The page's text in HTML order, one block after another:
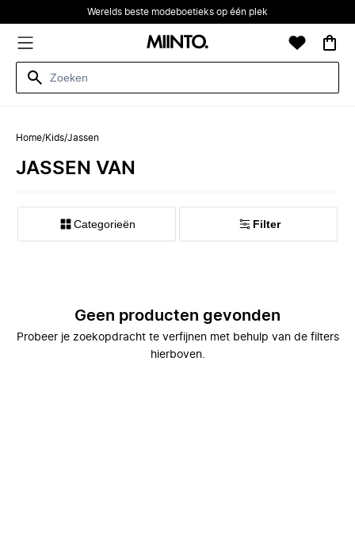
Werelds beste modeboetieks op één plek
Home/Kids/Jassen
JASSEN VAN
Categorieën Filter
Geen producten gevonden
Probeer je zoekopdracht te verfijnen met behulp van de filters
hierboven.